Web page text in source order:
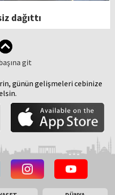
dağıttı
git
günün gelişmeleri cebinize